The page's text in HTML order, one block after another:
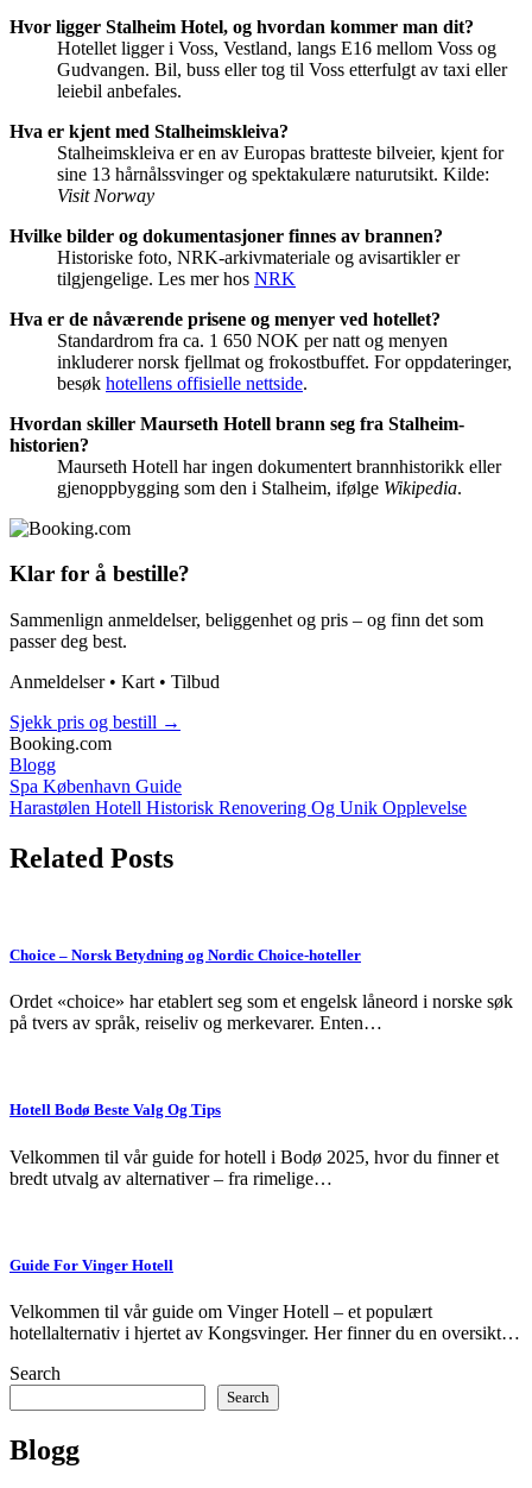
Hvor ligger Stalheim Hotel, og hvordan kommer man dit?
Hotellet ligger i Voss, Vestland, langs E16 mellom Voss og
Gudvangen. Bil, buss eller tog til Voss etterfulgt av taxi eller
leiebil anbefales.
Hva er kjent med Stalheimskleiva?
Stalheimskleiva er en av Europas bratteste bilveier, kjent for
sine 13 hårnålssvinger og spektakulære naturutsikt. Kilde:
Visit Norway
Hvilke bilder og dokumentasjoner finnes av brannen?
Historiske foto, NRK-arkivmateriale og avisartikler er
tilgjengelige. Les mer hos NRK
Hva er de nåværende prisene og menyer ved hotellet?
Standardrom fra ca. 1 650 NOK per natt og menyen
inkluderer norsk fjellmat og frokostbuffet. For oppdateringer,
besøk hotellens offisielle nettside.
Hvordan skiller Maurseth Hotell brann seg fra Stalheim-
historien?
Maurseth Hotell har ingen dokumentert brannhistorikk eller
gjenoppbygging som den i Stalheim, ifølge Wikipedia.
Klar for å bestille?
Sammenlign anmeldelser, beliggenhet og pris – og finn det som
passer deg best.
Anmeldelser • Kart • Tilbud
Sjekk pris og bestill →
Booking.com
Blogg
Post
navigation
Spa København Guide
Harastølen Hotell Historisk Renovering Og Unik Opplevelse
Related Posts
Choice – Norsk Betydning og Nordic Choice-hoteller
Ordet «choice» har etablert seg som et engelsk låneord i norske søk
på tvers av språk, reiseliv og merkevarer. Enten…
Hotell Bodø Beste Valg Og Tips
Velkommen til vår guide for hotell i Bodø 2025, hvor du finner et
bredt utvalg av alternativer – fra rimelige…
Guide For Vinger Hotell
Velkommen til vår guide om Vinger Hotell – et populært
hotellalternativ i hjertet av Kongsvinger. Her finner du en oversikt…
Search
Search
Blogg